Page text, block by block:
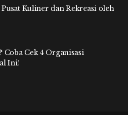
Kuliner dan Rekreasi oleh
Coba Cek 4 Organisasi
Ini!